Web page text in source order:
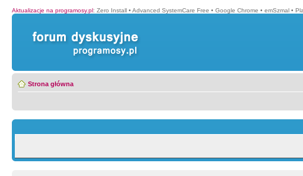
Aktualizacje na programosy.pl: Zero Install • Advanced SystemCare Free • Google Chrome • emSzmal •
Strona główna